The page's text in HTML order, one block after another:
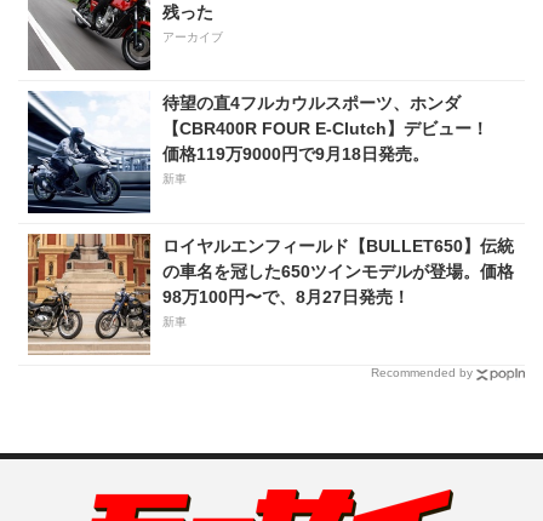
残った
アーカイブ
待望の直4フルカウルスポーツ、ホンダ
【CBR400R FOUR E-Clutch】デビュー！
価格119万9000円で9月18日発売。
新車
ロイヤルエンフィールド【BULLET650】伝統
の車名を冠した650ツインモデルが登場。価格
98万100円〜で、8月27日発売！
新車
Recommended by